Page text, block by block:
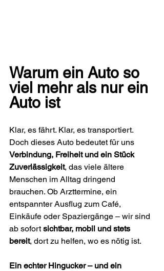
Warum ein Auto so
viel mehr als nur ein
Auto ist
Klar, es fährt. Klar, es transportiert.
Doch dieses Auto bedeutet für uns
Verbindung, Freiheit und ein Stück
Zuverlässigkeit, das viele ältere
Menschen im Alltag dringend
brauchen. Ob Arzttermine, ein
entspannter Ausflug zum Café,
Einkäufe oder Spaziergänge – wir sind
ab sofort sichtbar, mobil und stets
bereit, dort zu helfen, wo es nötig ist.
Ein echter Hingucker – und ein